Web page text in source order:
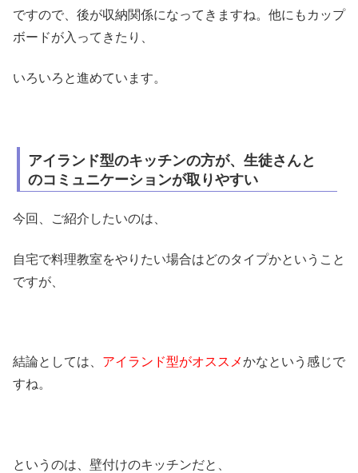
ですので、後が収納関係になってきますね。他にもカップ
ボードが入ってきたり、
いろいろと進めています。
アイランド型のキッチンの方が、生徒さんと
のコミュニケーションが取りやすい
今回、ご紹介したいのは、
自宅で料理教室をやりたい場合はどのタイプかということ
ですが、
結論としては、 アイランド型がオススメかなという感じで
すね。
というのは、壁付けのキッチンだと、